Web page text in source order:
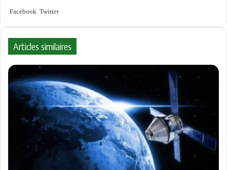
Facebook Twitter
e
d
i
n
i
t
s
A
p
p
g
r
a
m
a
g
r
p
a
e
m
i
m
r
Articles similaires